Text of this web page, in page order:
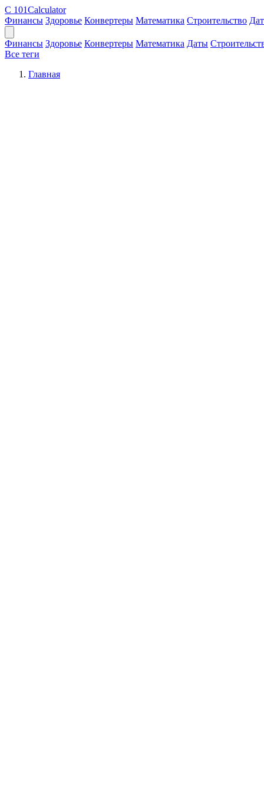
C 101Calculator
Финансы Здоровье Конвертеры Математика Строительство
Финансы Здоровье Конвертеры Математика Даты
Все теги
Главная